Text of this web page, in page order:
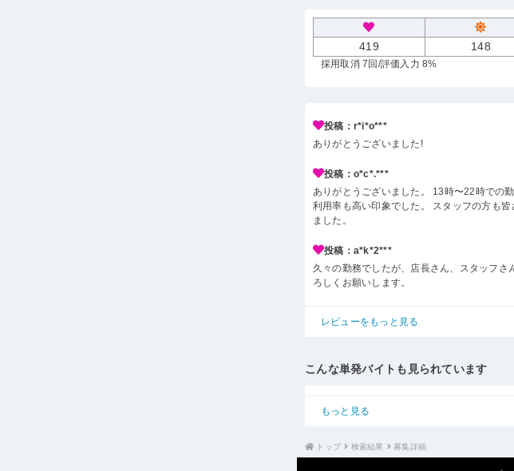
419 148
採用取消 7回 /評価入力 8%
投稿：r*i*o***
ありがとうございました!
投稿：o*c*.***
ありがとうございました。 13時〜22時での
利用率も高い印象でした。 スタッフの方も
ました。
投稿：a*k*2***
久々の勤務でしたが、店長さん、スタッフ
ろしくお願いします。
レビューをもっと見る
こんな単発バイトも見られています
もっと見る
トップ 検索結果 募集詳細